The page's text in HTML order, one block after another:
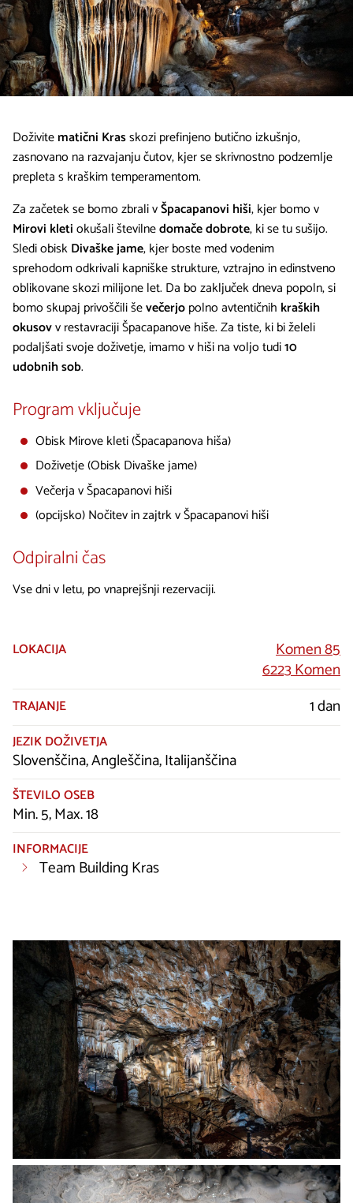
Doživitematični Krasskozi prefinjeno butično izkušnjo,
zasnovano na razvajanju čutov, kjer se skrivnostno podzemlje
prepleta s kraškim temperamentom.
Za začetek se bomo zbrali vŠpacapanovi hiši, kjer bomo v
Mirovi kletiokušali številnedomače dobrote, ki se tu sušijo.
Sledi obiskDivaške jame, kjer boste med vodenim
sprehodom odkrivali kapniške strukture, vztrajno in edinstveno
oblikovane skozi milijone let. Da bo zaključek dneva popoln, si
bomo skupaj privoščili ševečerjopolno avtentičnih kraških
okusovv restavraciji Špacapanove hiše. Za tiste, ki bi želeli
podaljšati svoje doživetje, imamo v hiši na voljo tudi10
udobnih sob.
Program vključuje
Obisk Mirove kleti (Špacapanova hiša)
Doživetje (Obisk Divaške jame)
Večerja v Špacapanovi hiši
(opcijsko) Nočitev in zajtrk v Špacapanovi hiši
Odpiralni čas
Vse dni v letu, po vnaprejšnji rezervaciji.
LOKACIJA
Komen 85
6223 Komen
TRAJANJE 1 dan
JEZIK DOŽIVETJA
Slovenščina, Angleščina, Italijanščina
ŠTEVILO OSEB
Min. 5, Max. 18
INFORMACIJE
Team Building Kras